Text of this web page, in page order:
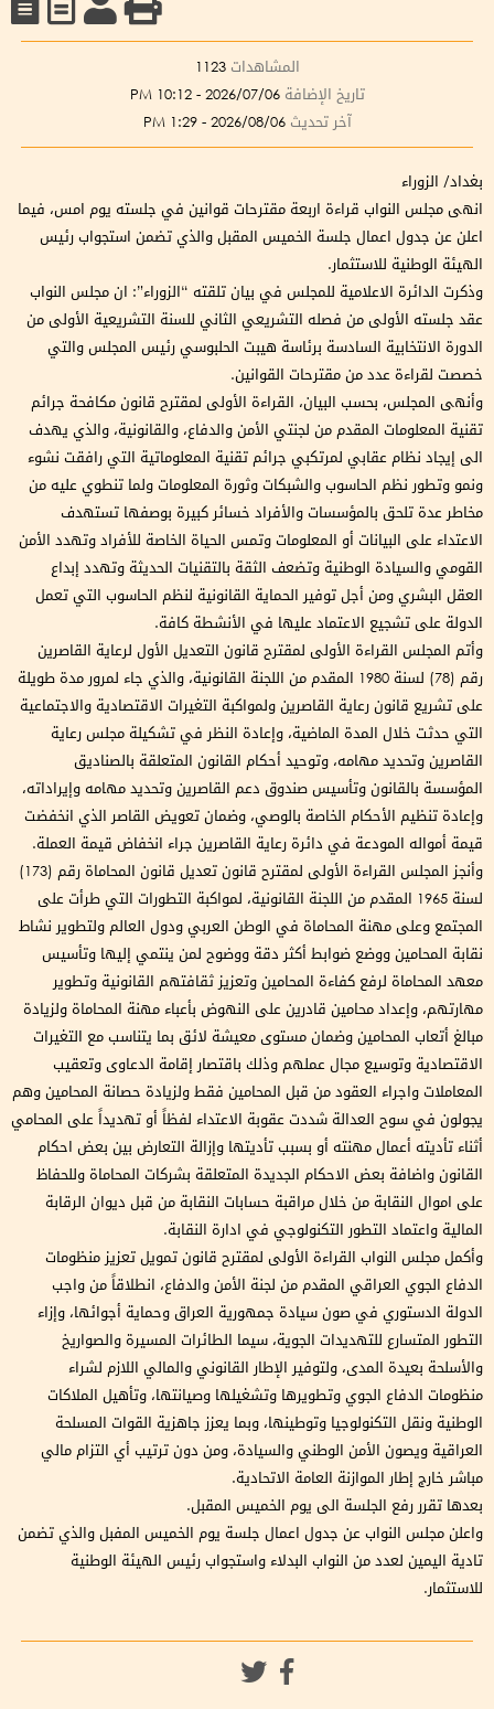
المشاهدات 1123
تاريخ الإضافة 2026/07/06 - 10:12 PM
آخر تحديث 2026/08/06 - 1:29 PM
بغداد/ الزوراء
انهى مجلس النواب قراءة اربعة مقترحات قوانين في جلسته يوم امس، فيما
اعلن عن جدول اعمال جلسة الخميس المقبل والذي تضمن استجواب رئيس
الهيئة الوطنية للاستثمار.
وذكرت الدائرة الاعلامية للمجلس في بيان تلقته “الزوراء”: ان مجلس النواب
عقد جلسته الأولى من فصله التشريعي الثاني للسنة التشريعية الأولى من
الدورة الانتخابية السادسة برئاسة هيبت الحلبوسي رئيس المجلس والتي
خصصت لقراءة عدد من مقترحات القوانين.
وأنهى المجلس، بحسب البيان، القراءة الأولى لمقترح قانون مكافحة جرائم
تقنية المعلومات المقدم من لجنتي الأمن والدفاع، والقانونية، والذي يهدف
الى إيجاد نظام عقابي لمرتكبي جرائم تقنية المعلوماتية التي رافقت نشوء
ونمو وتطور نظم الحاسوب والشبكات وثورة المعلومات ولما تنطوي عليه من
مخاطر عدة تلحق بالمؤسسات والأفراد خسائر كبيرة بوصفها تستهدف
الاعتداء على البيانات أو المعلومات وتمس الحياة الخاصة للأفراد وتهدد الأمن
القومي والسيادة الوطنية وتضعف الثقة بالتقنيات الحديثة وتهدد إبداع
العقل البشري ومن أجل توفير الحماية القانونية لنظم الحاسوب التي تعمل
الدولة على تشجيع الاعتماد عليها في الأنشطة كافة.
وأتم المجلس القراءة الأولى لمقترح قانون التعديل الأول لرعاية القاصرين
رقم (78) لسنة 1980 المقدم من اللجنة القانونية، والذي جاء لمرور مدة طويلة
على تشريع قانون رعاية القاصرين ولمواكبة التغيرات الاقتصادية والاجتماعية
التي حدثت خلال المدة الماضية، وإعادة النظر في تشكيلة مجلس رعاية
القاصرين وتحديد مهامه، وتوحيد أحكام القانون المتعلقة بالصناديق
المؤسسة بالقانون وتأسيس صندوق دعم القاصرين وتحديد مهامه وإيراداته،
وإعادة تنظيم الأحكام الخاصة بالوصي، وضمان تعويض القاصر الذي انخفضت
قيمة أمواله المودعة في دائرة رعاية القاصرين جراء انخفاض قيمة العملة.
وأنجز المجلس القراءة الأولى لمقترح قانون تعديل قانون المحاماة رقم (173)
لسنة 1965 المقدم من اللجنة القانونية، لمواكبة التطورات التي طرأت على
المجتمع وعلى مهنة المحاماة في الوطن العربي ودول العالم ولتطوير نشاط
نقابة المحامين ووضع ضوابط أكثر دقة ووضوح لمن ينتمي إليها وتأسيس
معهد المحاماة لرفع كفاءة المحامين وتعزيز ثقافتهم القانونية وتطوير
مهارتهم، وإعداد محامين قادرين على النهوض بأعباء مهنة المحاماة ولزيادة
مبالغ أتعاب المحامين وضمان مستوى معيشة لائق بما يتناسب مع التغيرات
الاقتصادية وتوسيع مجال عملهم وذلك باقتصار إقامة الدعاوى وتعقيب
المعاملات واجراء العقود من قبل المحامين فقط ولزيادة حصانة المحامين وهم
يجولون في سوح العدالة شددت عقوبة الاعتداء لفظاً أو تهديداً على المحامي
أثناء تأديته أعمال مهنته أو بسبب تأديتها وإزالة التعارض بين بعض احكام
القانون واضافة بعض الاحكام الجديدة المتعلقة بشركات المحاماة وللحفاظ
على اموال النقابة من خلال مراقبة حسابات النقابة من قبل ديوان الرقابة
المالية واعتماد التطور التكنولوجي في ادارة النقابة.
وأكمل مجلس النواب القراءة الأولى لمقترح قانون تمويل تعزيز منظومات
الدفاع الجوي العراقي المقدم من لجنة الأمن والدفاع، انطلاقاً من واجب
الدولة الدستوري في صون سيادة جمهورية العراق وحماية أجوائها، وإزاء
التطور المتسارع للتهديدات الجوية، سيما الطائرات المسيرة والصواريخ
والأسلحة بعيدة المدى، ولتوفير الإطار القانوني والمالي اللازم لشراء
منظومات الدفاع الجوي وتطويرها وتشغيلها وصيانتها، وتأهيل الملاكات
الوطنية ونقل التكنولوجيا وتوطينها، وبما يعزز جاهزية القوات المسلحة
العراقية ويصون الأمن الوطني والسيادة، ومن دون ترتيب أي التزام مالي
مباشر خارج إطار الموازنة العامة الاتحادية.
بعدها تقرر رفع الجلسة الى يوم الخميس المقبل.
واعلن مجلس النواب عن جدول اعمال جلسة يوم الخميس المفبل والذي تضمن
تادية اليمين لعدد من النواب البدلاء واستجواب رئيس الهيئة الوطنية
للاستثمار.